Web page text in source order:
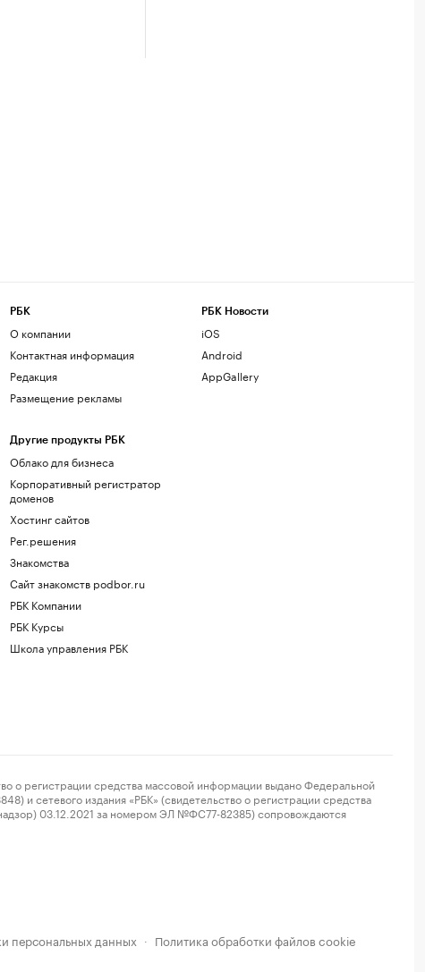
РБК
О компании
Контактная информация
Редакция
Размещение рекламы
Другие продукты РБК
Облако для бизнеса
Корпоративный регистратор
доменов
Хостинг сайтов
Рег.решения
Знакомства
Сайт знакомств podbor.ru
РБК Компании
РБК Курсы
Школа управления РБК
РБК Новости
iOS
Android
AppGallery
регистрации средства массовой информации выдано Федеральной
и сетевого издания «РБК» (свидетельство о регистрации средства
03.12.2021 за номером ЭЛ №ФС77-82385) сопровождаются
персональных данных · Политика обработки файлов cookie